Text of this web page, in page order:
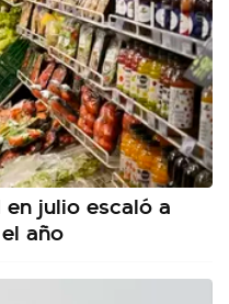
julio escaló a
año